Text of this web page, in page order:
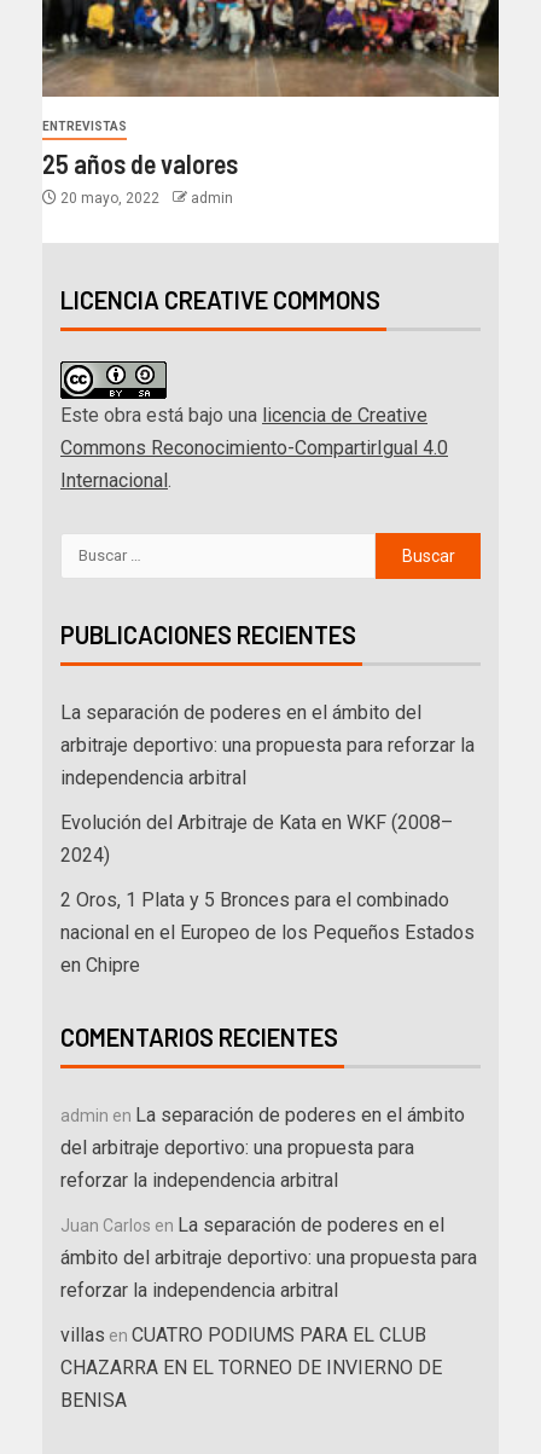
ENTREVISTAS
25 años de valores
20 mayo, 2022 admin
LICENCIA CREATIVE COMMONS
Este obra está bajo una licencia de Creative
Commons Reconocimiento-CompartirIgual 4.0
Internacional.
PUBLICACIONES RECIENTES
La separación de poderes en el ámbito del
arbitraje deportivo: una propuesta para reforzar la
independencia arbitral
Evolución del Arbitraje de Kata en WKF (2008–
2024)
2 Oros, 1 Plata y 5 Bronces para el combinado
nacional en el Europeo de los Pequeños Estados
en Chipre
COMENTARIOS RECIENTES
admin en La separación de poderes en el ámbito
del arbitraje deportivo: una propuesta para
reforzar la independencia arbitral
Juan Carlos en La separación de poderes en el
ámbito del arbitraje deportivo: una propuesta para
reforzar la independencia arbitral
villas en CUATRO PODIUMS PARA EL CLUB
CHAZARRA EN EL TORNEO DE INVIERNO DE
BENISA